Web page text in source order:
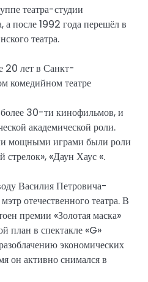
театра-студии
а после 1992 года перешёл в
театра.
20 лет в Санкт-
комедийном театре
30-ти кинофильмов, и
академической роли.
мощными играми были роли
«Даун Хаус «.
Василия Петровича-
отечественного театра. В
премии «Золотая маска»
план в спектакле «G»
экономических
он активно снимался в